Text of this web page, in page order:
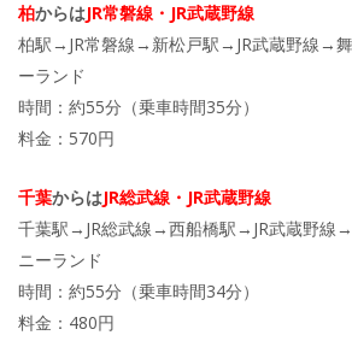
柏からはJR常磐線・JR武蔵野線
柏駅→JR常磐線→新松戸駅→JR武蔵野線→
ーランド
時間：約55分（乗車時間35分）
料金：570円
千葉からはJR総武線・JR武蔵野線
千葉駅→JR総武線→西船橋駅→JR武蔵野
ニーランド
時間：約55分（乗車時間34分）
料金：480円